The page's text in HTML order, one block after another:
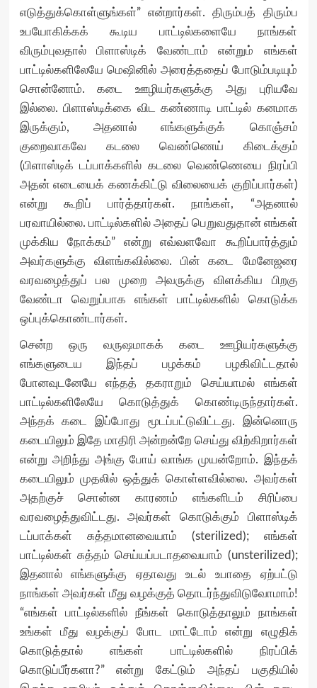
எடுத்துக்கொள்ளுங்கள்” என்றார்கள். திரும்பத் திரும்ப
உபயோகிக்கக் கூடிய பாட்டில்களையே நாங்கள்
விரும்புவதால் பிளாஸ்டிக் வேண்டாம் என்றும் எங்கள்
பாட்டில்களிலேயே மெஷினில் அரைத்ததைப் போடும்படியும்
சொன்னோம். கடை ஊழியர்களுக்கு அது புரியவே
இல்லை. பிளாஸ்டிக்கை விட கண்ணாடி பாட்டில் கனமாக
இருக்கும், அதனால் எங்களுக்குக் கொஞ்சம்
குறைவாகவே கடலை வெண்ணெய் கிடைக்கும்
(பிளாஸ்டிக் டப்பாக்களில் கடலை வெண்ணெயை நிரப்பி
அதன் எடையைக் கணக்கிட்டு விலையைக் குறிப்பார்கள்)
என்று கூறிப் பார்த்தார்கள். நாங்கள், “அதனால்
பரவாயில்லை. பாட்டில்களில் அதைப் பெறுவதுதான் எங்கள்
முக்கிய நோக்கம்” என்று எவ்வளவோ கூறிப்பார்த்தும்
அவர்களுக்கு விளங்கவில்லை. பின் கடை மேனேஜரை
வரவழைத்துப் பல முறை அவருக்கு விளக்கிய பிறகு
வேண்டா வெறுப்பாக எங்கள் பாட்டில்களில் கொடுக்க
ஒப்புக்கொண்டார்கள்.
சென்ற ஒரு வருஷமாகக் கடை ஊழியர்களுக்கு
எங்களுடைய இந்தப் பழக்கம் பழகிவிட்டதால்
போனவுடனேயே எந்தத் தகராறும் செய்யாமல் எங்கள்
பாட்டில்களிலேயே கொடுத்துக் கொண்டிருந்தார்கள்.
அந்தக் கடை இப்போது மூடப்பட்டுவிட்டது. இன்னொரு
கடையிலும் இதே மாதிரி அன்றன்றே செய்து விற்கிறார்கள்
என்று அறிந்து அங்கு போய் வாங்க முயன்றோம். இந்தக்
கடையிலும் முதலில் ஒத்துக் கொள்ளவில்லை. அவர்கள்
அதற்குச் சொன்ன காரணம் எங்களிடம் சிரிப்பை
வரவழைத்துவிட்டது. அவர்கள் கொடுக்கும் பிளாஸ்டிக்
டப்பாக்கள் சுத்தமானவையாம் (sterilized); எங்கள்
பாட்டில்கள் சுத்தம் செய்யப்படாதவையாம் (unsterilized);
இதனால் எங்களுக்கு ஏதாவது உடல் உபாதை ஏற்பட்டு
நாங்கள் அவர்கள் மீது வழக்குத் தொடர்ந்துவிடுவோமாம்!
“எங்கள் பாட்டில்களில் நீங்கள் கொடுத்தாலும் நாங்கள்
உங்கள் மீது வழக்குப் போட மாட்டோம் என்று எழுதிக்
கொடுத்தால் எங்கள் பாட்டில்களில் நிரப்பிக்
கொடுப்பீர்களா?” என்று கேட்டும் அந்தப் பகுதியில்